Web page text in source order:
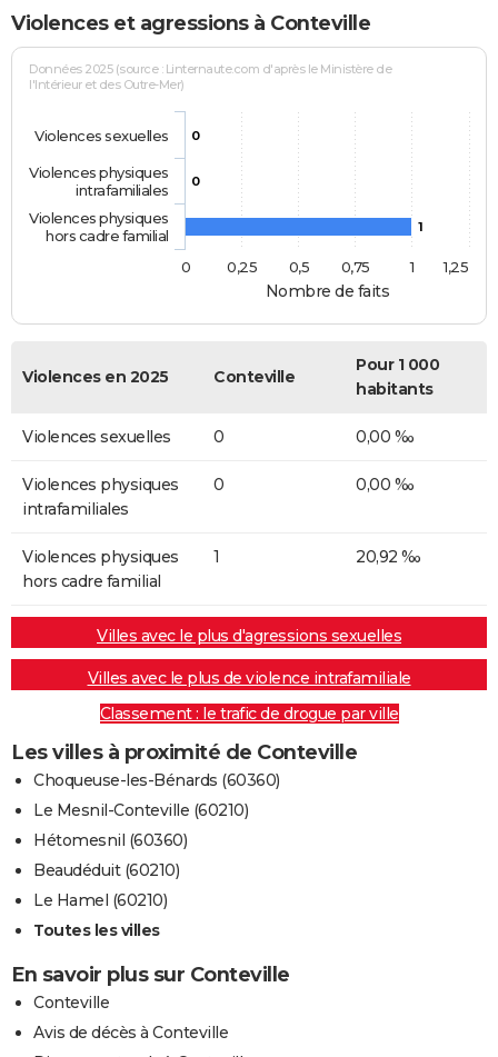
Violences et agressions à Conteville
Nombre de faits
Données 2025 (source : Linternaute.com d'après le Ministère de
l'Intérieur et des Outre-Mer)
0
0
1
Violences sexuelles
Violences physiques
intrafamiliales
Violences physiques
hors cadre familial
0
1
0,25 0,5 0,75 1,25
Violences en 2025 Conteville
Pour 1 000
habitants
Violences sexuelles 0 0,00 ‰
Violences physiques
intrafamiliales
0 0,00 ‰
Violences physiques
hors cadre familial
1 20,92 ‰
Villes avec le plus d'agressions sexuelles
Villes avec le plus de violence intrafamiliale
Classement : le trafic de drogue par ville
Les villes à proximité de Conteville
Choqueuse-les-Bénards (60360)
Le Mesnil-Conteville (60210)
Hétomesnil (60360)
Beaudéduit (60210)
Le Hamel (60210)
Toutes les villes
En savoir plus sur Conteville
Conteville
Avis de décès à Conteville